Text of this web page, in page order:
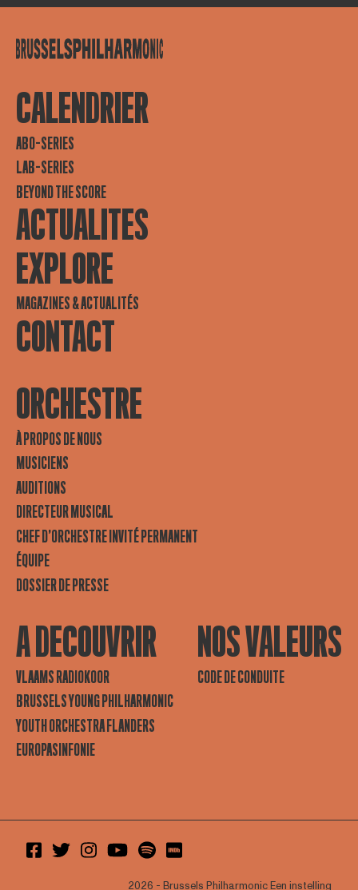
CALENDRIER
ABO-SERIES
LAB-SERIES
BEYOND THE SCORE
ACTUALITES
EXPLORE
MAGAZINES & ACTUALITÉS
CONTACT
ORCHESTRE
À PROPOS DE NOUS
MUSICIENS
AUDITIONS
DIRECTEUR MUSICAL
CHEF D’ORCHESTRE INVITÉ PERMANENT
ÉQUIPE
DOSSIER DE PRESSE
A DECOUVRIR
VLAAMS RADIOKOOR
BRUSSELS YOUNG PHILHARMONIC
YOUTH ORCHESTRA FLANDERS
EUROPASINFONIE
NOS VALEURS
CODE DE CONDUITE
2026 - Brussels PhilharmonicEen instelling